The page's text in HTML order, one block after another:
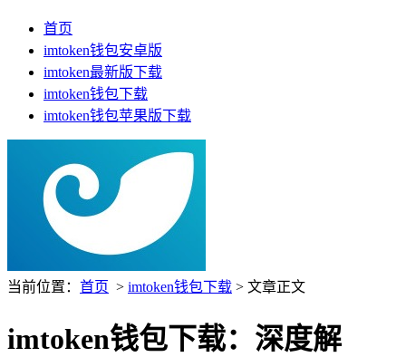
首页
imtoken钱包安卓版
imtoken最新版下载
imtoken钱包下载
imtoken钱包苹果版下载
当前位置： 首页 > imtoken钱包下载 > 文章正文
imtoken钱包下载：深度解